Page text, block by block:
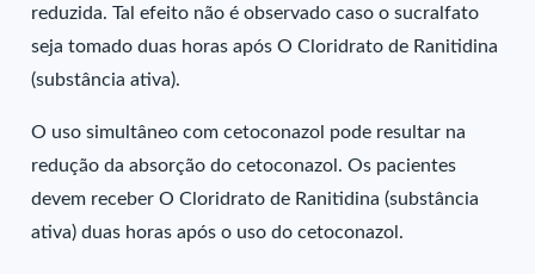
reduzida. Tal efeito não é observado caso o sucralfato
seja tomado duas horas após O Cloridrato de Ranitidina
(substância ativa).
O uso simultâneo com cetoconazol pode resultar na
redução da absorção do cetoconazol. Os pacientes
devem receber O Cloridrato de Ranitidina (substância
ativa) duas horas após o uso do cetoconazol.